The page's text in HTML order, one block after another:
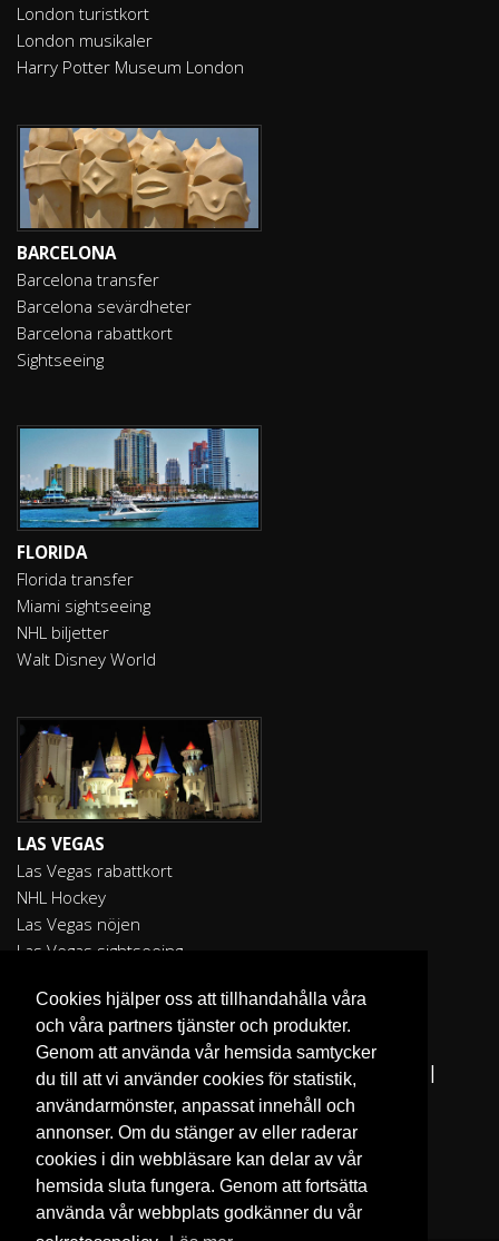
Cookies hjälper oss att tillhandahålla våra
och våra partners tjänster och produkter.
Genom att använda vår hemsida samtycker
du till att vi använder cookies för statistik,
användarmönster, anpassat innehåll och
annonser. Om du stänger av eller raderar
cookies i din webbläsare kan delar av vår
hemsida sluta fungera. Genom att fortsätta
använda vår webbplats godkänner du vår
London turistkort
London musikaler
Harry Potter Museum London
BARCELONA
Barcelona transfer
Barcelona sevärdheter
Barcelona rabattkort
Sightseeing
FLORIDA
Florida transfer
Miami sightseeing
NHL biljetter
Walt Disney World
LAS VEGAS
Las Vegas rabattkort
NHL Hockey
Las Vegas nöjen
Las Vegas sightseeing
Fler reseguider: I Love the World|San Francisco
|
Los Angeles|Sydney